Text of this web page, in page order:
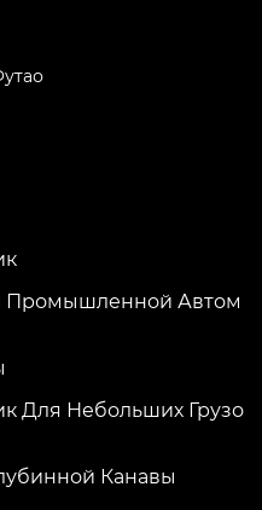
Промышленной Автом
Для Небольших Грузо
Канавы